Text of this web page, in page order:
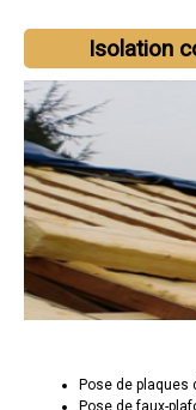
Isolation
Pose de plaques